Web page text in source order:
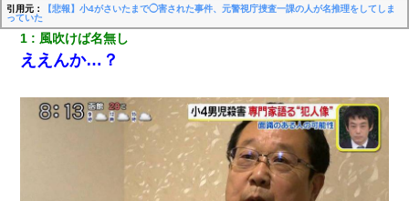
引用元：
【悲報】小4がさいたまで◯害された事件、元警視庁捜査一課の人が名推理をしてしま
っていた
1 風吹けば名無し
ええんか…？